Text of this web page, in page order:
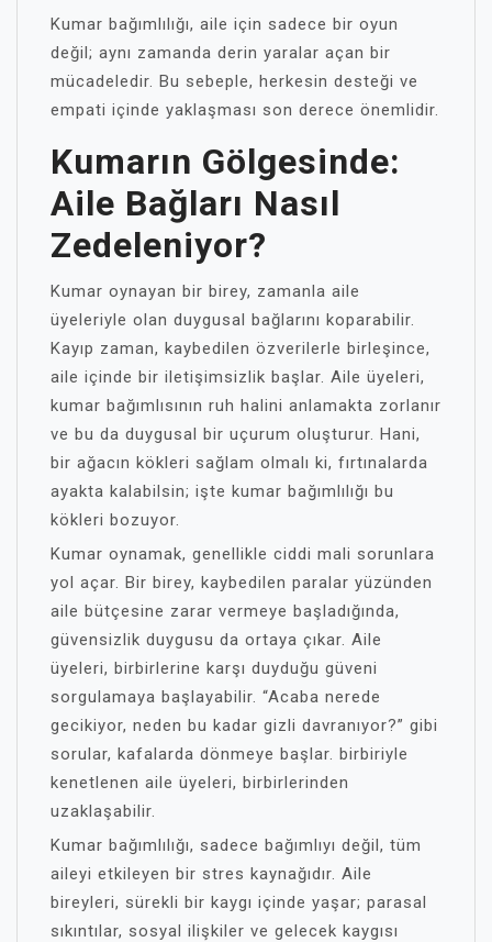
Kumar bağımlılığı, aile için sadece bir oyun
değil; aynı zamanda derin yaralar açan bir
mücadeledir. Bu sebeple, herkesin desteği ve
empati içinde yaklaşması son derece önemlidir.
Kumarın Gölgesinde:
Aile Bağları Nasıl
Zedeleniyor?
Kumar oynayan bir birey, zamanla aile
üyeleriyle olan duygusal bağlarını koparabilir.
Kayıp zaman, kaybedilen özverilerle birleşince,
aile içinde bir iletişimsizlik başlar. Aile üyeleri,
kumar bağımlısının ruh halini anlamakta zorlanır
ve bu da duygusal bir uçurum oluşturur. Hani,
bir ağacın kökleri sağlam olmalı ki, fırtınalarda
ayakta kalabilsin; işte kumar bağımlılığı bu
kökleri bozuyor.
Kumar oynamak, genellikle ciddi mali sorunlara
yol açar. Bir birey, kaybedilen paralar yüzünden
aile bütçesine zarar vermeye başladığında,
güvensizlik duygusu da ortaya çıkar. Aile
üyeleri, birbirlerine karşı duyduğu güveni
sorgulamaya başlayabilir. “Acaba nerede
gecikiyor, neden bu kadar gizli davranıyor?” gibi
sorular, kafalarda dönmeye başlar. birbiriyle
kenetlenen aile üyeleri, birbirlerinden
uzaklaşabilir.
Kumar bağımlılığı, sadece bağımlıyı değil, tüm
aileyi etkileyen bir stres kaynağıdır. Aile
bireyleri, sürekli bir kaygı içinde yaşar; parasal
sıkıntılar, sosyal ilişkiler ve gelecek kaygısı